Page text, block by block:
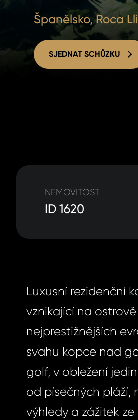
Španělsko, Roca
SJEDNAT SCHŮZKU
NEMOVITOST
ID 1620
Luxusní rezidenční
vznikající na
nejprestižnějších
svahu kopce nad
golf, v obležení
od písečných pláží,
výhledy a zážitek